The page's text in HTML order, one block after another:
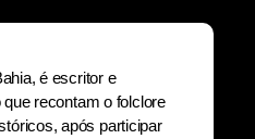
é escritor e
recontam o folclore
após participar